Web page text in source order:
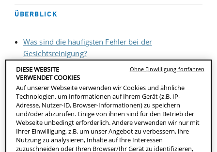
ÜBERBLICK
Was sind die häufigsten Fehler bei der
Gesichtsreinigung?
1. Das Gesicht zu oft waschen
2. Das Gesicht zu selten waschen
3. Aggressive Gesichtsreiniger auf empfindlicher
Haut anwenden
4. Den falschen Gesichtsreiniger für deine Haut
verwenden
5. Die Wassertemperatur zu hoch einstellen
6. Die Haut grob abtrocknen
DIESE WEBSITE
VERWENDET COOKIES
Auf unserer Webseite verwenden wir Cookies und ähnliche
Technologien, um Informationen auf Ihrem Gerät (z.B. IP-
Adresse, Nutzer-ID, Browser-Informationen) zu speichern
und/oder abzurufen. Einige von ihnen sind für den Betrieb der
Webseite unbedingt erforderlich. Andere verwenden wir nur mit
Ihrer Einwilligung, z.B. um unser Angebot zu verbessern, ihre
Nutzung zu analysieren, Inhalte auf Ihre Interessen
zuzuschneiden oder Ihren Browser/Ihr Gerät zu identifizieren,
Ohne Einwilligung fortfahren